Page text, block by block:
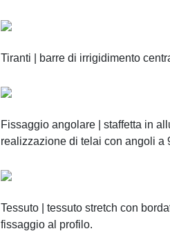
Tiranti | barre di irrigidimento
Fissaggio angolare | staffetta in
realizzazione di telai con angoli a
Tessuto | tessuto stretch con
fissaggio al profilo.